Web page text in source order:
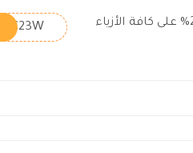
كود ريفرز وورلد فعال بقيمة 25% على كافة الأزياء
AC23W